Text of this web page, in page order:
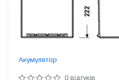
Акумулятор
0 відгуків